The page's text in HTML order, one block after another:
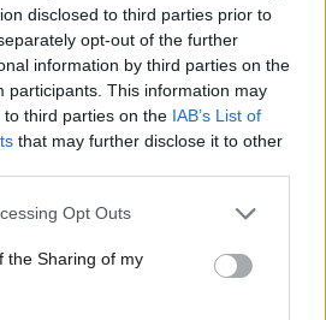
disclosed to third parties prior to
opt-out of the further
information by third parties on the
participants. This information may
third parties on the IAB’s List of
that may further disclose it to other
app uses one or more Google
usage behaviour. You may click to
Google and its third-party tags to
specified purposes in below Google
Opt Outs
the Sharing of my